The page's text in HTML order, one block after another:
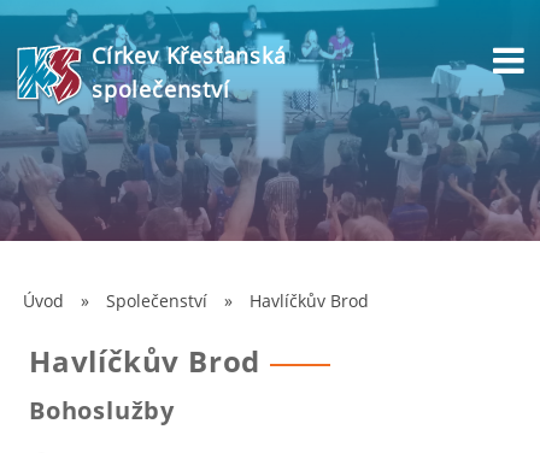
Církev Křesťanská
společenství
Úvod » Společenství » Havlíčkův Brod
Havlíčkův Brod
Bohoslužby